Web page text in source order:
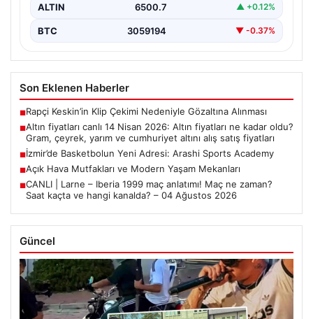
ALTIN 6500.7 ▲ +0.12%
BTC 3059194 ▼ -0.37%
Son Eklenen Haberler
■Rapçi Keskin’in Klip Çekimi Nedeniyle Gözaltına Alınması
■Altın fiyatları canlı 14 Nisan 2026: Altın fiyatları ne kadar oldu?
Gram, çeyrek, yarım ve cumhuriyet altını alış satış fiyatları
■İzmir’de Basketbolun Yeni Adresi: Arashi Sports Academy
■Açık Hava Mutfakları ve Modern Yaşam Mekanları
■CANLI | Larne – Iberia 1999 maç anlatımı! Maç ne zaman?
Saat kaçta ve hangi kanalda? – 04 Ağustos 2026
Güncel